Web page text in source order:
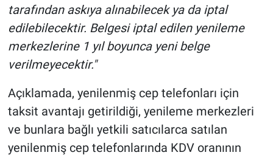
tarafından askıya alınabilecek ya da iptal
edilebilecektir. Belgesi iptal edilen yenileme
merkezlerine 1 yıl boyunca yeni belge
verilmeyecektir."
Açıklamada, yenilenmiş cep telefonları için
taksit avantajı getirildiği, yenileme merkezleri
ve bunlara bağlı yetkili satıcılarca satılan
yenilenmiş cep telefonlarında KDV oranının